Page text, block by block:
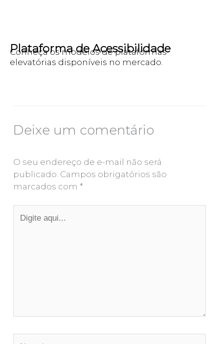
Plataforma de Acessibilidade
Conheça os modelos de plataformas
elevatórias disponíveis no mercado.
Deixe um comentário
O seu endereço de e-mail não será
publicado. Campos obrigatórios são
marcados com *
aqui...